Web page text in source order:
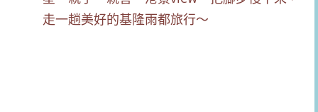
走一趟美好的基隆雨都旅行～